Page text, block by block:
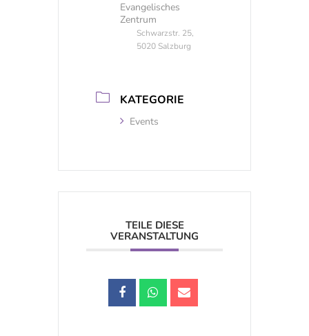
Evangelisches
Zentrum
Schwarzstr. 25,
5020 Salzburg
KATEGORIE
Events
TEILE DIESE
VERANSTALTUNG